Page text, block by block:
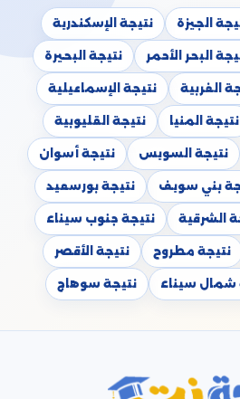
الجيزة نتيجة الإسكندرية
البحر الأحمر نتيجة البحيرة
الغربية نتيجة الإسماعيلية
نتيجة المنيا نتيجة القليوبية
نتيجة السويس نتيجة أسوان
بني سويف نتيجة بورسعيد
الشرقية نتيجة جنوب سيناء
نتيجة مطروح نتيجة الأقصر
شمال سيناء نتيجة سوهاج